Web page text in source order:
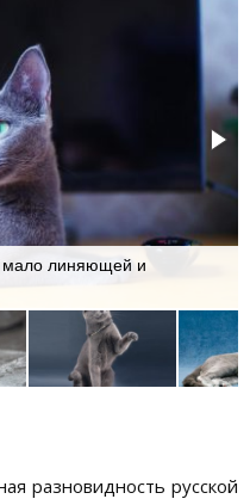
мало линяющей и
разновидность русской